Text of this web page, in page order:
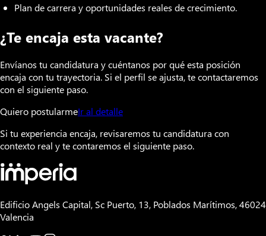
Plan de carrera y oportunidades reales de crecimiento.
¿Te encaja esta vacante?
Envíanos tu candidatura y cuéntanos por qué esta posición
encaja con tu trayectoria. Si el perfil se ajusta, te contactaremos
con el siguiente paso.
Quiero postularmeIr al detalle
Si tu experiencia encaja, revisaremos tu candidatura con
contexto real y te contaremos el siguiente paso.
Edificio Angels Capital, Sc Puerto, 13, Poblados Marítimos, 46024
Valencia